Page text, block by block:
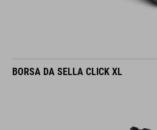
BORSA DA SELLA CLICK XL